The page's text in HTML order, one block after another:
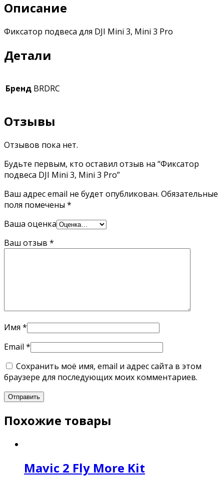
Описание
Фиксатор подвеса для DJI Mini 3, Mini 3 Pro
Детали
Бренд BRDRC
Отзывы
Отзывов пока нет.
Будьте первым, кто оставил отзыв на “Фиксатор
подвеса DJI Mini 3, Mini 3 Pro”
Ваш адрес email не будет опубликован. Обязательные
поля помечены *
Ваша оценка
Ваш отзыв *
Имя *
Email *
Сохранить моё имя, email и адрес сайта в этом
браузере для последующих моих комментариев.
Похожие товары
Mavic 2 Fly More Kit